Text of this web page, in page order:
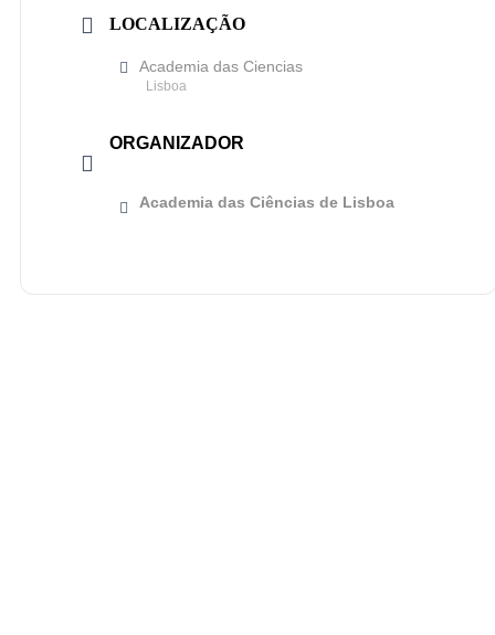
LOCALIZAÇÃO
Academia das Ciencias
Lisboa
ORGANIZADOR
Academia das Ciências de Lisboa